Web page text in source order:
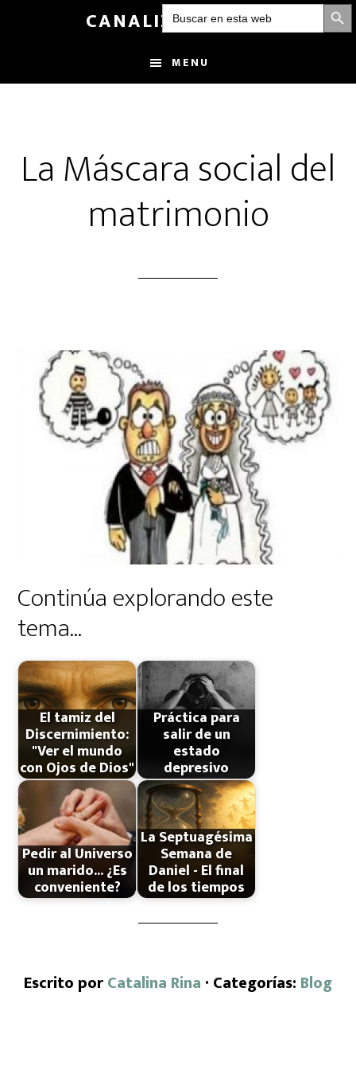
Buscar:
content
CANALIZANDOLUZ
MENU
La Máscara social del
matrimonio
Continúa explorando este
tema...
El tamiz del
Discernimiento:
"Ver el mundo
con Ojos de Dios"
Práctica para
salir de un
estado
depresivo
Pedir al Universo
un marido... ¿Es
conveniente?
La Septuagésima
Semana de
Daniel - El final
de los tiempos
Escrito porCatalina Rina · Categorías: Blog